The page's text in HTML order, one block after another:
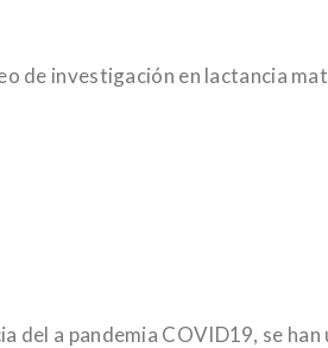
de investigación en lactancia
del a pandemia COVID19, se